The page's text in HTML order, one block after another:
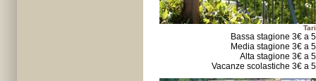
Bassa stagione 3€ a
Media stagione 3€ a
Alta stagione 3€ a
Vacanze scolastiche 3€ a